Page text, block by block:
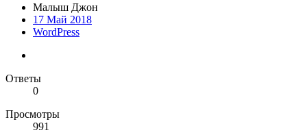
Малыш Джон
17 Май 2018
WordPress
Ответы
0
Просмотры
991